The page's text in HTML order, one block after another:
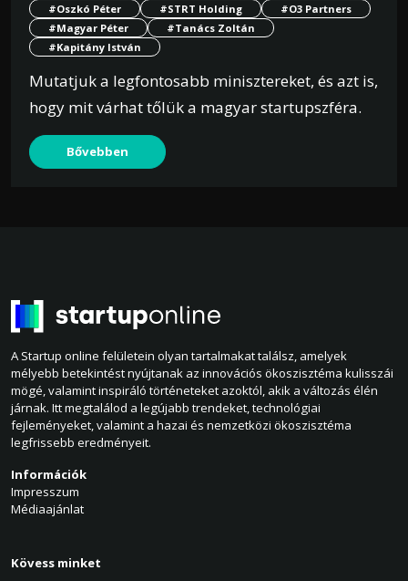
#Oszkó Péter
#STRT Holding
#O3 Partners
#Magyar Péter
#Tanács Zoltán
#Kapitány István
Mutatjuk a legfontosabb minisztereket, és azt is,
hogy mit várhat tőlük a magyar startupszféra.
Bővebben
A Startup online felületein olyan tartalmakat találsz, amelyek
mélyebb betekintést nyújtanak az innovációs ökoszisztéma kulisszái
mögé, valamint inspiráló történeteket azoktól, akik a változás élén
járnak. Itt megtalálod a legújabb trendeket, technológiai
fejleményeket, valamint a hazai és nemzetközi ökoszisztéma
legfrissebb eredményeit.
Információk
Impresszum
Médiaajánlat
Kövess minket